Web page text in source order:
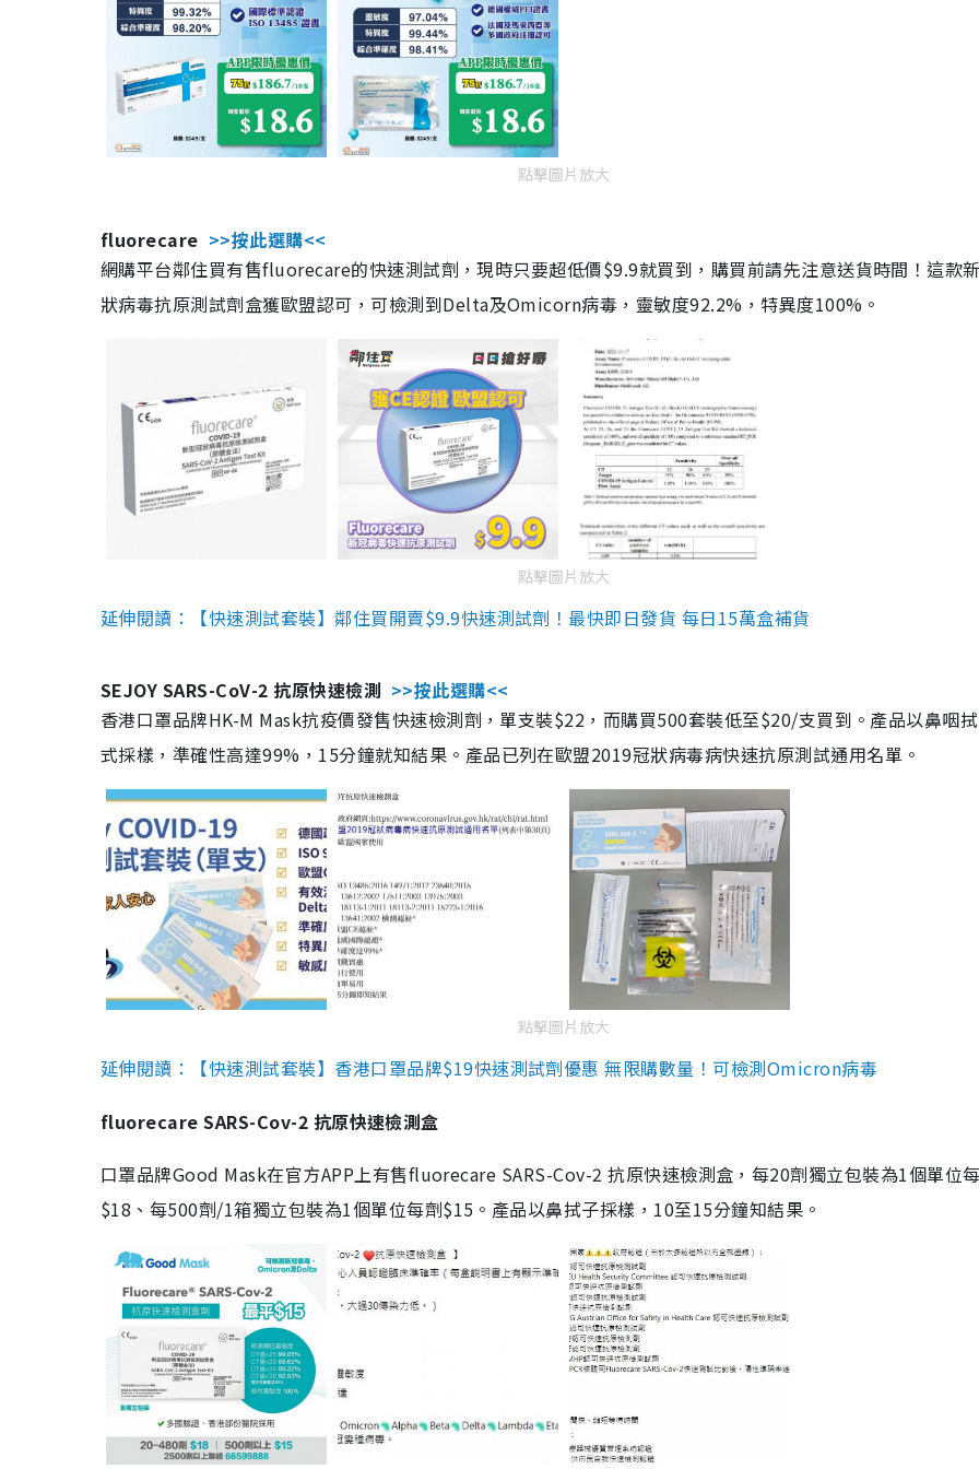
點擊圖片放大
fluorecare >>按此選購<<
網購平台鄰住買有售fluorecare的快速測試劑，現時只要超低價$9.9就買到，購買前請先注意送貨時間！這款
狀病毒抗原測試劑盒獲歐盟認可，可檢測到Delta及Omicorn病毒，靈敏度92.2%，特異度100%。
點擊圖片放大
延伸閱讀：【快速測試套裝】鄰住買開賣$9.9快速測試劑！最快即日發貨 每日15萬盒補貨
SEJOY SARS-CoV-2 抗原快速檢測 >>按此選購<<
香港口罩品牌HK-M Mask抗疫價發售快速檢測劑，單支裝$22，而購買500套裝低至$20/支買到。產品以鼻咽
式採樣，準確性高達99%，15分鐘就知結果。產品已列在歐盟2019冠狀病毒病快速抗原測試通用名單。
點擊圖片放大
延伸閱讀：【快速測試套裝】香港口罩品牌$19快速測試劑優惠 無限購數量！可檢測Omicron病毒
fluorecare SARS-Cov-2 抗原快速檢測盒
口罩品牌Good Mask在官方APP上有售fluorecare SARS-Cov-2 抗原快速檢測盒，每20劑獨立包裝為1個單位
$18、每500劑/1箱獨立包裝為1個單位每劑$15。產品以鼻拭子採樣，10至15分鐘知結果。